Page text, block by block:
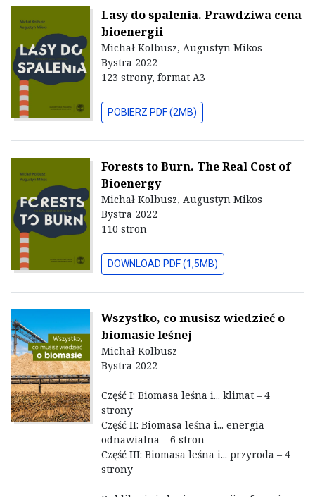
Lasy do spalenia. Prawdziwa cena
bioenergii
Michał Kolbusz, Augustyn Mikos
Bystra 2022
123 strony, format A3
POBIERZ PDF (2MB)
Forests to Burn. The Real Cost of
Bioenergy
Michał Kolbusz, Augustyn Mikos
Bystra 2022
110 stron
DOWNLOAD PDF (1,5MB)
Wszystko, co musisz wiedzieć o
biomasie leśnej
Michał Kolbusz
Bystra 2022
Część I: Biomasa leśna i... klimat – 4
strony
Część II: Biomasa leśna i... energia
odnawialna – 6 stron
Część III: Biomasa leśna i... przyroda – 4
strony